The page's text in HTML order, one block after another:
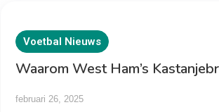
Voetbal Nieuws
Waarom West Ham’s
februari 26, 2025